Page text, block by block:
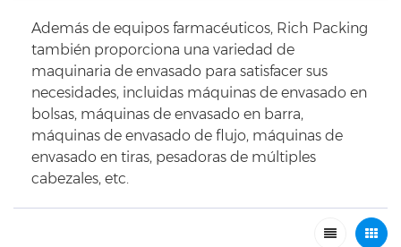
Además de equipos farmacéuticos, Rich Packing
también proporciona una variedad de
maquinaria de envasado para satisfacer sus
necesidades, incluidas máquinas de envasado en
bolsas, máquinas de envasado en barra,
máquinas de envasado de flujo, máquinas de
envasado en tiras, pesadoras de múltiples
cabezales, etc.